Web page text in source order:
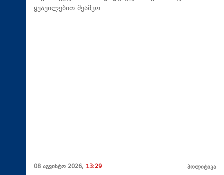
ყვავილებით შეამკო.
08 აგვისტო 2026, 13:29 პოლიტიკა